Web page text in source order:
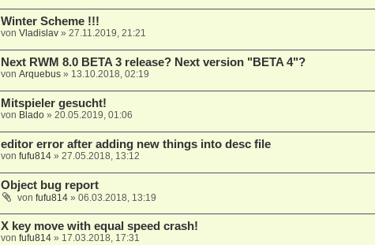
Winter Scheme !!!
von Vladislav» 27.11.2019, 21:21
Next RWM 8.0 BETA 3 release? Next version "BETA 4"?
von Arquebus» 13.10.2018, 02:19
Mitspieler gesucht!
von Blado» 20.05.2019, 01:06
editor error after adding new things into desc file
von fufu814» 27.05.2018, 13:12
Object bug report
von fufu814» 06.03.2018, 13:19
X key move with equal speed crash!
von fufu814» 17.03.2018, 17:31